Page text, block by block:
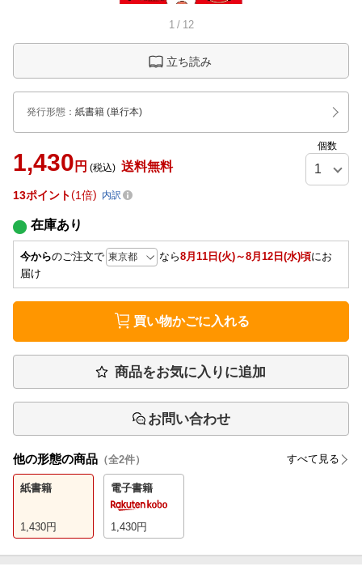
1 / 12
立ち読み
発行形態 ： 紙書籍 (単行本)
1,430 円 (税込) 送料無料
個数
13ポイント 1倍 内訳
在庫あり
今からのご注文で なら8月11日(火)～8月12日(水)頃にお
届け
買い物かごに入れる
商品をお気に入りに追加
お問い合わせ
他の形態の商品 （全2件） すべて見る
紙書籍
1,430円
電子書籍
1,430円